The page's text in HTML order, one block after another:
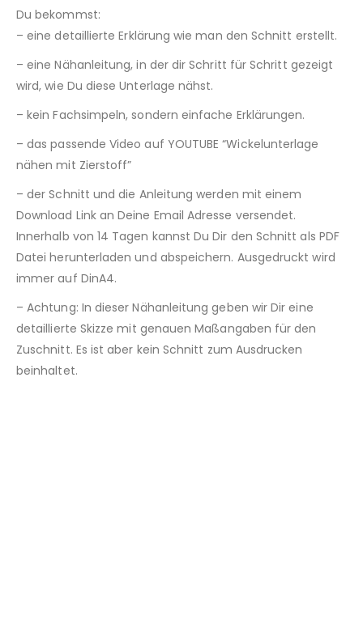
Du bekommst:
– eine detaillierte Erklärung wie man den Schnitt erstellt.
– eine Nähanleitung, in der dir Schritt für Schritt gezeigt
wird, wie Du diese Unterlage nähst.
– kein Fachsimpeln, sondern einfache Erklärungen.
– das passende Video auf YOUTUBE “Wickelunterlage
nähen mit Zierstoff”
– der Schnitt und die Anleitung werden mit einem
Download Link an Deine Email Adresse versendet.
Innerhalb von 14 Tagen kannst Du Dir den Schnitt als PDF
Datei herunterladen und abspeichern. Ausgedruckt wird
immer auf DinA4.
– Achtung: In dieser Nähanleitung geben wir Dir eine
detaillierte Skizze mit genauen Maßangaben für den
Zuschnitt. Es ist aber kein Schnitt zum Ausdrucken
beinhaltet.